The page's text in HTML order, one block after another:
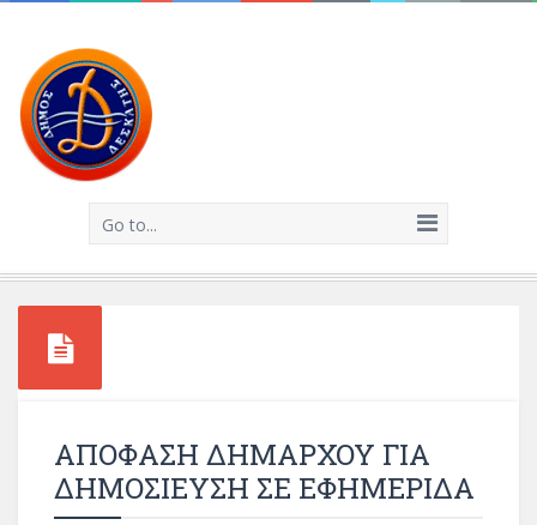
Go to...
ΑΠΟΦΑΣΗ ΔΗΜΑΡΧΟΥ ΓΙΑ
ΔΗΜΟΣΙΕΥΣΗ ΣΕ ΕΦΗΜΕΡΙΔΑ